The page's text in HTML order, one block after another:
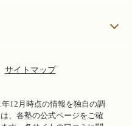
サイトマップ
12月時点の情報を独自の調
、各塾の公式ページをご確